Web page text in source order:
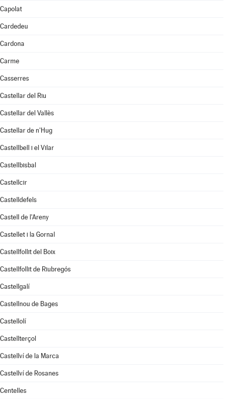
Capolat
Cardedeu
Cardona
Carme
Casserres
Castellar del Riu
Castellar del Vallès
Castellar de n'Hug
Castellbell i el Vilar
Castellbisbal
Castellcir
Castelldefels
Castell de l'Areny
Castellet i la Gornal
Castellfollit del Boix
Castellfollit de Riubregós
Castellgalí
Castellnou de Bages
Castellolí
Castellterçol
Castellví de la Marca
Castellví de Rosanes
Centelles